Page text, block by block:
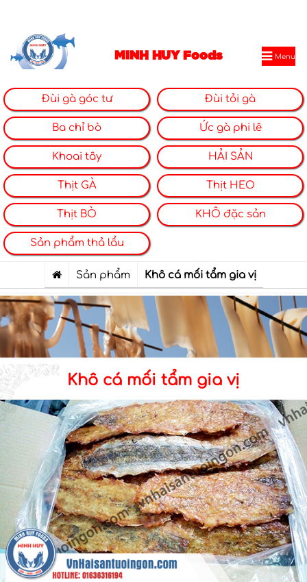
MINH HUY Foods Menu
Đùi gà góc tư Đùi tỏi gà
Ba chỉ bò Ức gà phi lê
Khoai tây HẢI SẢN
Thịt GÀ Thịt HEO
Thịt BÒ KHÔ đặc sản
Sản phẩm thả lẩu
Sản phẩm Khô cá mối tẩm gia vị
Khô cá mối tẩm gia vị